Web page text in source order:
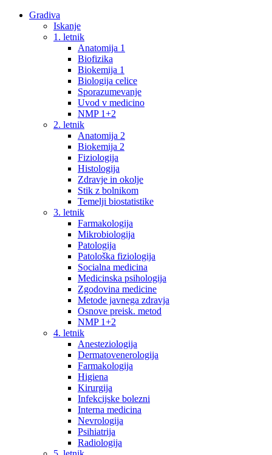
Gradiva
Iskanje
1. letnik
Anatomija 1
Biofizika
Biokemija 1
Biologija celice
Sporazumevanje
Uvod v medicino
NMP 1+2
2. letnik
Anatomija 2
Biokemija 2
Fiziologija
Histologija
Zdravje in okolje
Stik z bolnikom
Temelji biostatistike
3. letnik
Farmakologija
Mikrobiologija
Patologija
Patološka fiziologija
Socialna medicina
Medicinska psihologija
Zgodovina medicine
Metode javnega zdravja
Osnove preisk. metod
NMP 1+2
4. letnik
Anesteziologija
Dermatovenerologija
Farmakologija
Higiena
Kirurgija
Infekcijske bolezni
Interna medicina
Nevrologija
Psihiatrija
Radiologija